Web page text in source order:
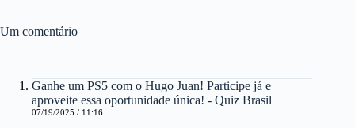
Um comentário
Ganhe um PS5 com o Hugo Juan! Participe já e
aproveite essa oportunidade única! - Quiz Brasil
07/19/2025 / 11:16